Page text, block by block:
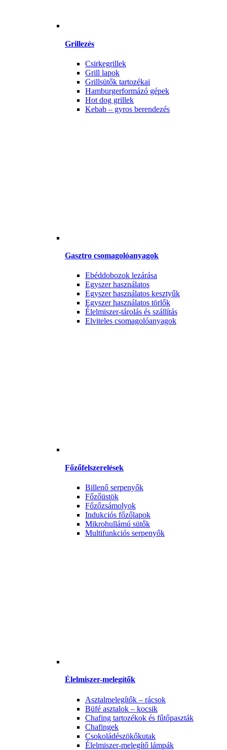
Grillezés
Csirkegrillek
Grill lapok
Grillsütők tartozékai
Hamburgerformázó gépek
Hot dog grillek
Kebab – gyros berendezés
Gasztro csomagolóanyagok
Ebéddobozok lezárása
Egyszer használatos
Egyszer használatos kesztyűk
Egyszer használatos törlők
Élelmiszer-tárolás és szállítás
Elviteles csomagolóanyagok
Főzőfelszerelések
Billenő serpenyők
Főzőüstök
Főzőzsámolyok
Indukciós főzőlapok
Mikrohullámú sütők
Multifunkciós serpenyők
Élelmiszer-melegítők
Asztalmelegítők – rácsok
Büfé asztalok – kocsik
Chafing tartozékok és fűtőpaszták
Chafingek
Csokoládészökőkutak
Élelmiszer-melegítő lámpák